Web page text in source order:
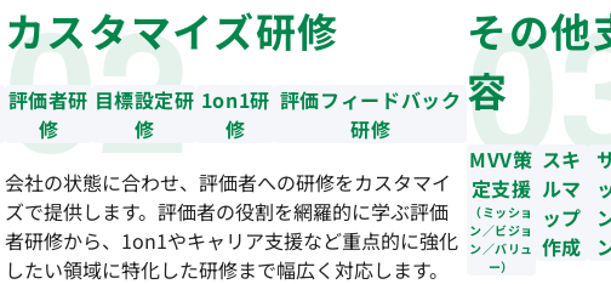
カスタマイズ研修
評価者研
修
目標設定研
修
1on1研
修
評価フィードバック
研修
会社の状態に合わせ、評価者への研修をカスタマイ
ズで提供します。評価者の役割を網羅的に学ぶ評価
者研修から、1on1やキャリア支援など重点的に強化
したい領域に特化した研修まで幅広く対応します。
その他
容
MVV策
定支援
（ミッショ
ン／ビジョ
ン／バリュ
ー）
スキ
ルマ
ップ
作成